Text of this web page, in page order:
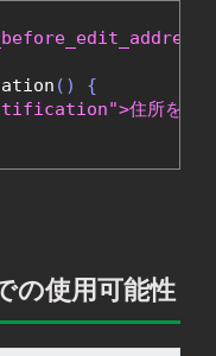
()
{
住所を更新
の使用可能性